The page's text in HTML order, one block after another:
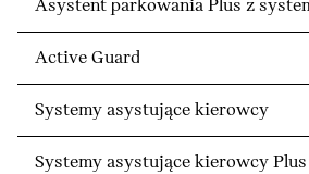
Asystent parkowania Plus z
Active Guard
Systemy asystujące kierowcy
Systemy asystujące kierowcy Plus